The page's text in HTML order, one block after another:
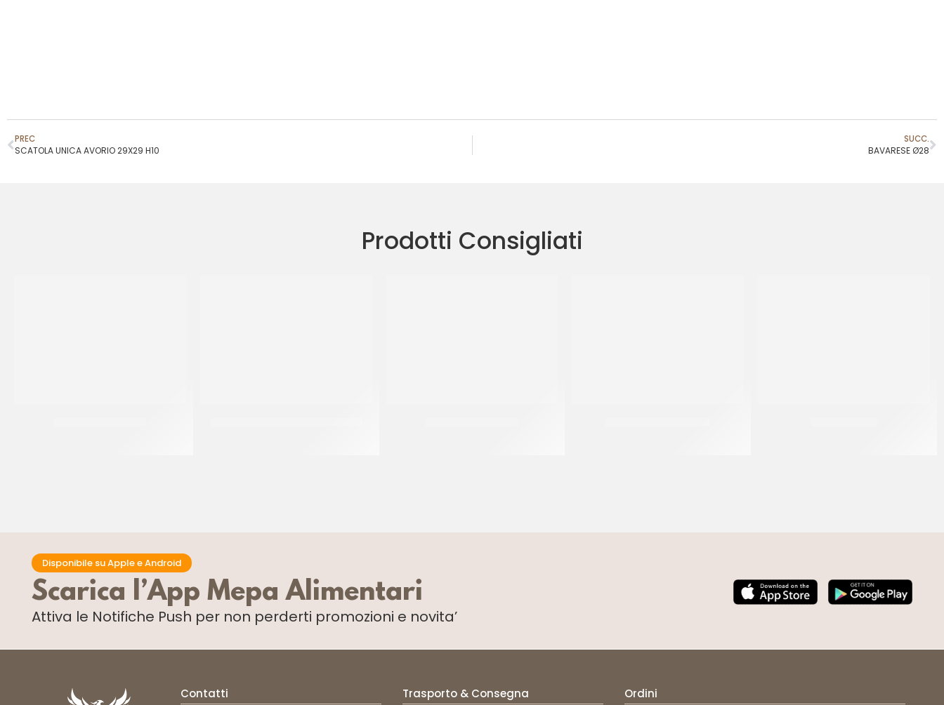
PREC
SCATOLA UNICA AVORIO 29X29 H10
SUCC.
BAVARESE Ø28
Prodotti Consigliati
Disponibile su Apple e Android
Scarica l’App Mepa Alimentari
Attiva le Notifiche Push per non perderti promozioni e novita’
Contatti Trasporto & Consegna Ordini